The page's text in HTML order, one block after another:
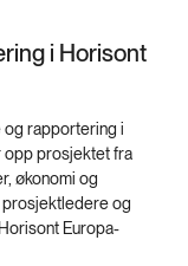
i Horisont
og rapportering i
opp prosjektet fra
økonomi og
prosjektledere og
Europa-